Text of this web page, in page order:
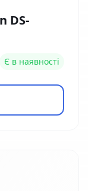
DS-
Є в наявності